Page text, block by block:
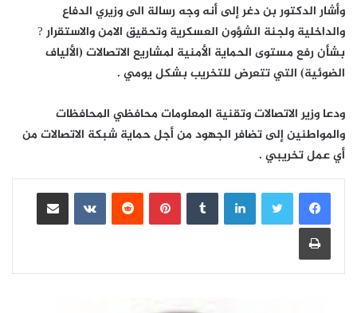
وأشار الدكتور بن دغر إلى أنه وجه رسالة الى وزيري الدفاع
والداخلية ولجنة الشؤون العسكرية وتحقيق الامن والاستقرار ?
بشأن رفع مستوى الحماية الأمنية لمشاريع الاتصالات (الألياف
الضوئية) التي تتعرض للتخريب بشكل يومي .
ودعا وزير الاتصالات وتقنية المعلومات محافظي المحافظات
والمواطنين إلى تضافر الجهود من أجل حماية شبكة الاتصالات من
أي عمل تخريبي .
لينكدإن بينتيريست
مشاركة عبر البريد
طباعة